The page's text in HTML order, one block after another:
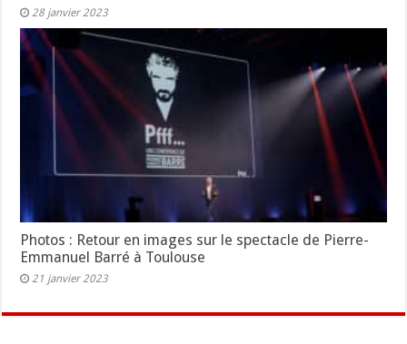
28 janvier 2023
Photos : Retour en images sur le spectacle de Pierre-
Emmanuel Barré à Toulouse
21 janvier 2023